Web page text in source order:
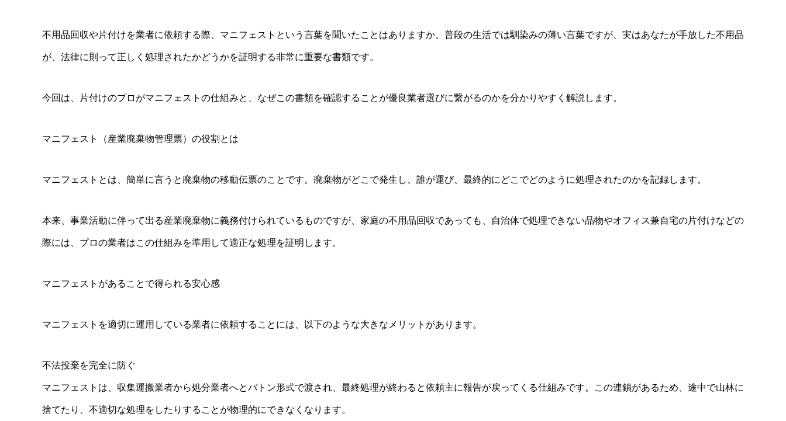
不用品回収や片付けを業者に依頼する際、マニフェストという言葉を聞いたことはありますか。普段の生活では馴染みの薄い言葉ですが、実はあなたが手放した不用品
が、法律に則って正しく処理されたかどうかを証明する非常に重要な書類です。
今回は、片付けのプロがマニフェストの仕組みと、なぜこの書類を確認することが優良業者選びに繋がるのかを分かりやすく解説します。
マニフェスト（産業廃棄物管理票）の役割とは
マニフェストとは、簡単に言うと廃棄物の移動伝票のことです。廃棄物がどこで発生し、誰が運び、最終的にどこでどのように処理されたのかを記録します。
本来、事業活動に伴って出る産業廃棄物に義務付けられているものですが、家庭の不用品回収であっても、自治体で処理できない品物やオフィス兼自宅の片付けなどの
際には、プロの業者はこの仕組みを準用して適正な処理を証明します。
マニフェストがあることで得られる安心感
マニフェストを適切に運用している業者に依頼することには、以下のような大きなメリットがあります。
不法投棄を完全に防ぐ
マニフェストは、収集運搬業者から処分業者へとバトン形式で渡され、最終処理が終わると依頼主に報告が戻ってくる仕組みです。この連鎖があるため、途中で山林に
捨てたり、不適切な処理をしたりすることが物理的にできなくなります。